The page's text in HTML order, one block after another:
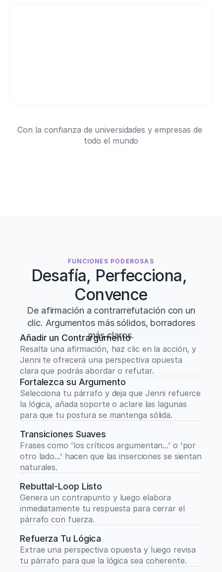
Con la confianza de universidades y empresas de
todo el mundo
FUNCIONES PODEROSAS
Desafía, Perfecciona,
Convence
De afirmación a contrarrefutación con un
clic. Argumentos más sólidos, borradores
más claros.
Añadir un Contrargumento
Resalta una afirmación, haz clic en la acción, y
Jenni te ofrecerá una perspectiva opuesta
clara que podrás abordar o refutar.
Fortalezca su Argumento
Selecciona tu párrafo y deja que Jenni refuerce
la lógica, añada soporte o aclare las lagunas
para que tu postura se mantenga sólida.
Transiciones Suaves
Frases como 'los críticos argumentan...' o 'por
otro lado...' hacen que las inserciones se sientan
naturales.
Rebuttal-Loop Listo
Genera un contrapunto y luego elabora
inmediatamente tu respuesta para cerrar el
párrafo con fuerza.
Refuerza Tu Lógica
Extrae una perspectiva opuesta y luego revisa
tu párrafo para que la lógica sea coherente.